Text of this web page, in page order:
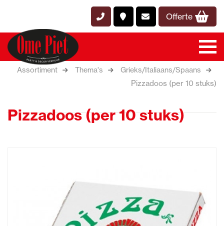
Offerte
Assortiment Thema's Grieks/Italiaans/Spaans
Pizzadoos (per 10 stuks)
Pizzadoos (per 10 stuks)